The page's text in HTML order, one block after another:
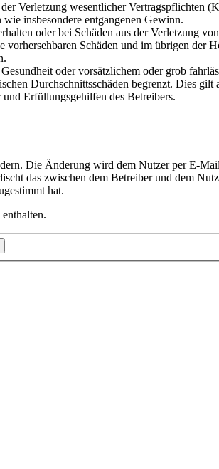
Verletzung wesentlicher Vertragspflichten
insbesondere entgangenen Gewinn.
oder bei Schäden aus der Verletzung
Schäden und im übrigen der
oder vorsätzlichem oder grob
Durchschnittsschäden begrenzt. Dies
Erfüllungsgehilfen des Betreibers.
Die Änderung wird dem Nutzer per E-
das zwischen dem Betreiber und dem
hat.